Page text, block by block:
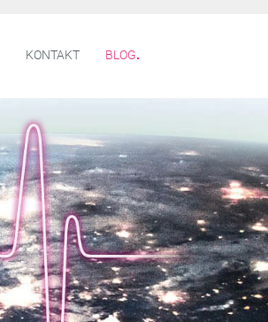
KONTAKT BLOG